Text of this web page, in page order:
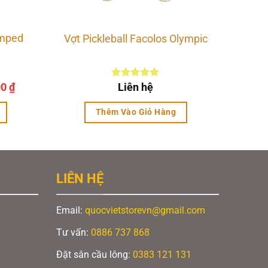
và
₫.
₫Giá
hiện
Vợt Pickleball Facolos Olympic
Được xếp
5.00
5 sao
Liên hệ
Thêm Vào Giỏ Hàng
LIÊN HỆ
Email: quocvietstorevn@gmail.com
Tư vấn: 0886 737 868
Đặt sân cầu lông: 0383 121 131